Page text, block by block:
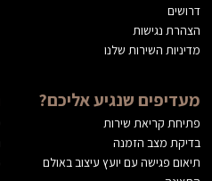
דרושים
הצהרת נגישות
מדיניות השירות שלנו
מעדיפים שנגיע אליכם?
פתיחת קריאת שירות
בדיקת מצב הזמנה
תיאום פגישה עם יועץ עיצוב באולם